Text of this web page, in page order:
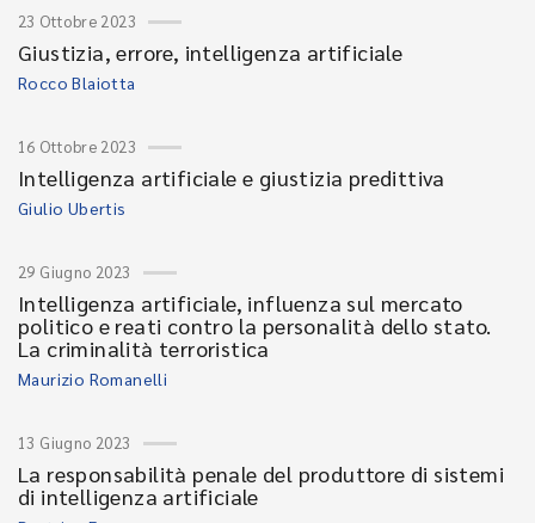
23 Ottobre 2023
Giustizia, errore, intelligenza artificiale
Rocco Blaiotta
16 Ottobre 2023
Intelligenza artificiale e giustizia predittiva
Giulio Ubertis
29 Giugno 2023
Intelligenza artificiale, influenza sul mercato
politico e reati contro la personalità dello stato.
La criminalità terroristica
Maurizio Romanelli
13 Giugno 2023
La responsabilità penale del produttore di sistemi
di intelligenza artificiale